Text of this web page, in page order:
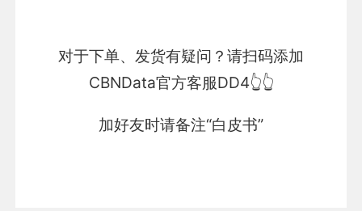
对于下单、发货有疑问？请扫码添加
CBNData官方客服DD4👆👆
加好友时请备注“白皮书”